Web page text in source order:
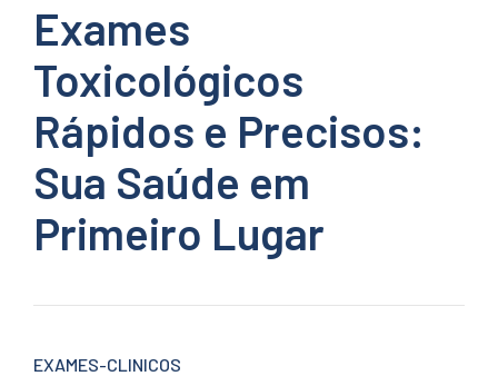
Exames
Toxicológicos
Rápidos e Precisos:
Sua Saúde em
Primeiro Lugar
EXAMES-CLINICOS